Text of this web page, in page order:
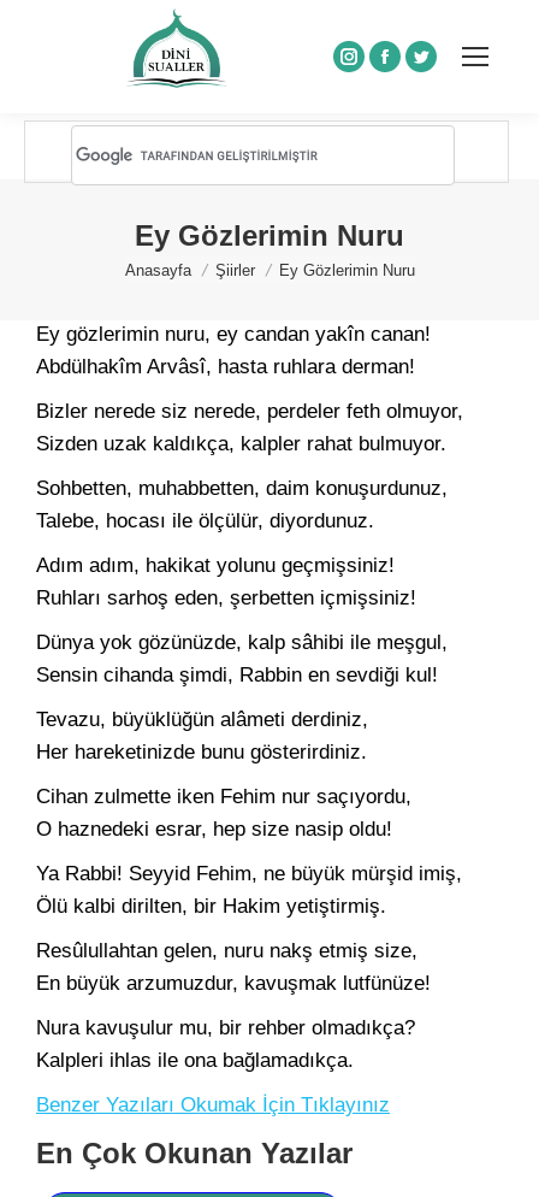
Instagram
Facebook
Twitter
Ey Gözlerimin Nuru
You are here:
Anasayfa Şiirler Ey Gözlerimin Nuru
Ey gözlerimin nuru, ey candan yakîn canan!
Abdülhakîm Arvâsî, hasta ruhlara derman!
Bizler nerede siz nerede, perdeler feth olmuyor,
Sizden uzak kaldıkça, kalpler rahat bulmuyor.
Sohbetten, muhabbetten, daim konuşurdunuz,
Talebe, hocası ile ölçülür, diyordunuz.
Adım adım, hakikat yolunu geçmişsiniz!
Ruhları sarhoş eden, şerbetten içmişsiniz!
Dünya yok gözünüzde, kalp sâhibi ile meşgul,
Sensin cihanda şimdi, Rabbin en sevdiği kul!
Tevazu, büyüklüğün alâmeti derdiniz,
Her hareketinizde bunu gösterirdiniz.
Cihan zulmette iken Fehim nur saçıyordu,
O haznedeki esrar, hep size nasip oldu!
Ya Rabbi! Seyyid Fehim, ne büyük mürşid imiş,
Ölü kalbi dirilten, bir Hakim yetiştirmiş.
Resûlullahtan gelen, nuru nakş etmiş size,
En büyük arzumuzdur, kavuşmak lutfünüze!
Nura kavuşulur mu, bir rehber olmadıkça?
Kalpleri ihlas ile ona bağlamadıkça.
Benzer Yazıları Okumak İçin Tıklayınız
En Çok Okunan Yazılar